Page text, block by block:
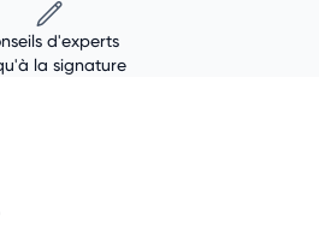
d'experts
la signature